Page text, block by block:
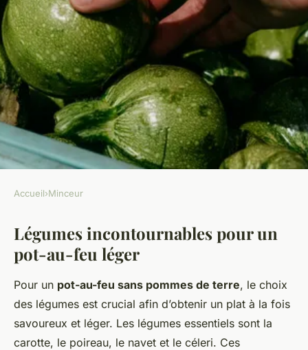
Découvrez les légumes
essentiels pour un pot-au-feu
léger et savoureux sans
pommes de terre !
22 avril 2025 7 min de lecture
Accueil›Minceur
Légumes incontournables pour un
pot-au-feu léger
Pour un pot-au-feu sans pommes de terre, le choix
des légumes est crucial afin d’obtenir un plat à la fois
savoureux et léger. Les légumes essentiels sont la
carotte, le poireau, le navet et le céleri. Ces